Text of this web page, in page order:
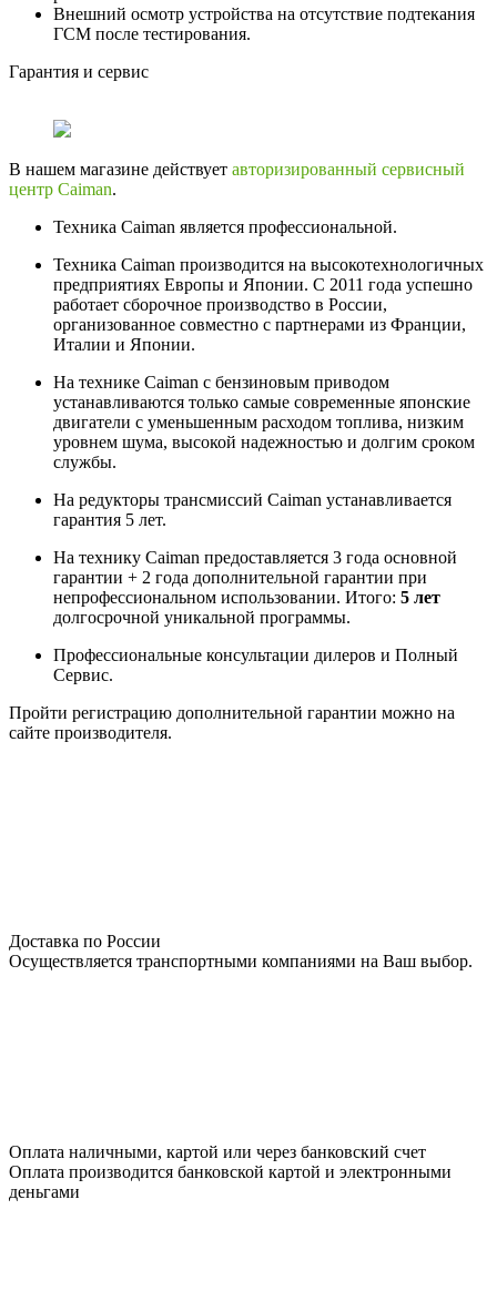
Внешний осмотр устройства на отсутствие подтекания
ГСМ после тестирования.
Гарантия и сервис
В нашем магазине действует авторизированный сервисный
центр Caiman.
Техника Caiman является профессиональной.
Техника Caiman производится на высокотехнологичных
предприятиях Европы и Японии. С 2011 года успешно
работает сборочное производство в России,
организованное совместно с партнерами из Франции,
Италии и Японии.
На технике Caiman с бензиновым приводом
устанавливаются только самые современные японские
двигатели с уменьшенным расходом топлива, низким
уровнем шума, высокой надежностью и долгим сроком
службы.
На редукторы трансмиссий Caiman устанавливается
гарантия 5 лет.
На технику Caiman предоставляется 3 года основной
гарантии + 2 года дополнительной гарантии при
непрофессиональном использовании. Итого: 5 лет
долгосрочной уникальной программы.
Профессиональные консультации дилеров и Полный
Сервис.
Пройти регистрацию дополнительной гарантии можно на
сайте производителя.
Доставка по России
Осуществляется транспортными компаниями на Ваш выбор.
Оплата наличными, картой или через банковский счет
Оплата производится банковской картой и электронными
деньгами